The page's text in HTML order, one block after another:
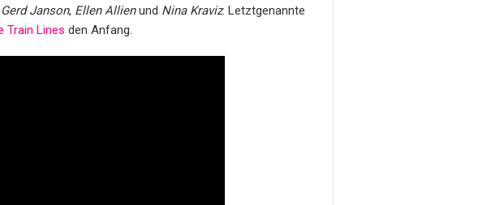
Gerd Janson, Ellen Allienund Nina Kraviz. Letztgenannte
Train Lines den Anfang.